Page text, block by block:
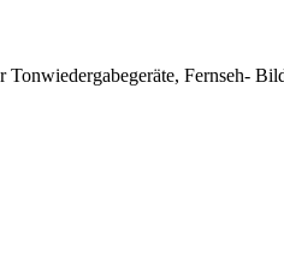
Tonwiedergabegeräte, Fernseh-